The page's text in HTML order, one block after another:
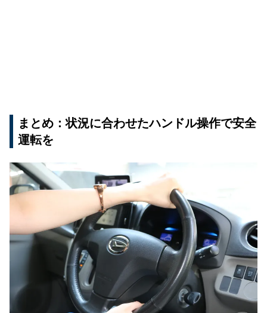
まとめ：状況に合わせたハンドル操作で安全
運転を